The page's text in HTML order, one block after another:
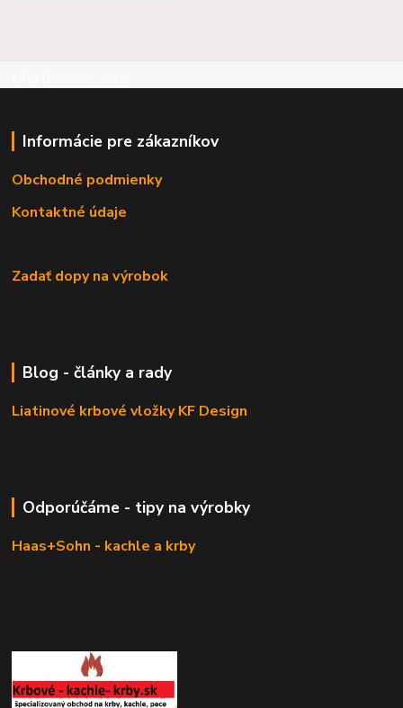
Informácie pre zákazníkov
Obchodné podmienky
Kontaktné údaje
Zadať dopy na výrobok
Blog - články a rady
Liatinové krbové vložky KF Design
Odporúčáme - tipy na výrobky
Haas+Sohn - kachle a krby